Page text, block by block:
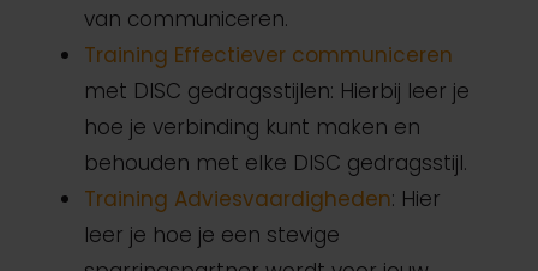
van communiceren.
Training Effectiever communiceren
met DISC gedragsstijlen: Hierbij leer je
hoe je verbinding kunt maken en
behouden met elke DISC gedragsstijl.
Training Adviesvaardigheden: Hier
leer je hoe je een stevige